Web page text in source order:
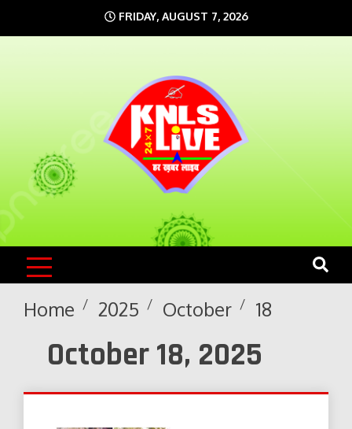
to
FRIDAY, AUGUST 7, 2026
KNLS LIVE
India`s No.1 News Portal
Home 2025 October 18
October 18, 2025